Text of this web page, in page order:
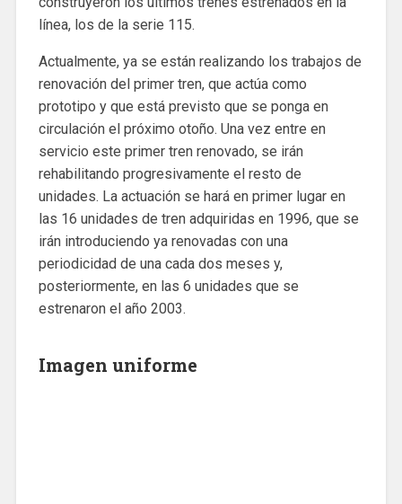
línea, los de la serie 115.
Actualmente, ya se están realizando los trabajos de
renovación del primer tren, que actúa como
prototipo y que está previsto que se ponga en
circulación el próximo otoño. Una vez entre en
servicio este primer tren renovado, se irán
rehabilitando progresivamente el resto de
unidades. La actuación se hará en primer lugar en
las 16 unidades de tren adquiridas en 1996, que se
irán introduciendo ya renovadas con una
periodicidad de una cada dos meses y,
posteriormente, en las 6 unidades que se
estrenaron el año 2003.
Imagen uniforme